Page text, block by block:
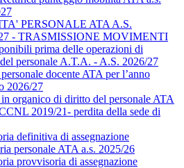
PERSONALE ATA A.S.
- TRASMISSIONE MOVIMENTI
prima delle operazioni di
personale A.T.A. - A.S. 2026/27
docente ATA per l’anno
2026/27
organico di diritto del personale ATA
2019/21- perdita della sede di
definitiva di assegnazione
personale ATA a.s. 2025/26
provvisoria di assegnazione